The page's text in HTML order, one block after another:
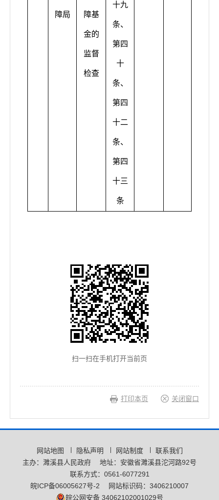
障局 障基
金的
监督
检查
十九
条、
第四
十
条、
第四
十二
条、
第四
十三
条
扫一扫在手机打开当前页
打印本页 关闭窗口
网站地图 隐私声明 网站制度
联系我们
主办：濉溪县人民政府
地址：安徽省濉溪县沱河路92号
联系方式：0561-6077291
皖ICP备06005627号-2
网站标识码：3406210007
皖公网安备 34062102001029号